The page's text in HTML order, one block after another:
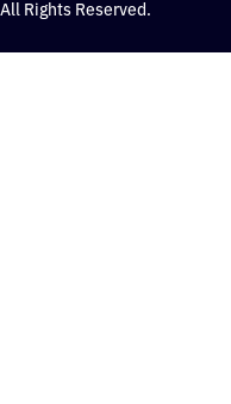
Rights Reserved.